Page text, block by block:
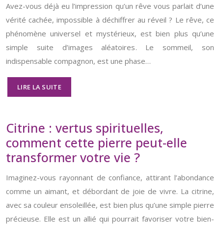
Avez-vous déjà eu l’impression qu’un rêve vous parlait d’une
vérité cachée, impossible à déchiffrer au réveil ? Le rêve, ce
phénomène universel et mystérieux, est bien plus qu’une
simple suite d’images aléatoires. Le sommeil, son
indispensable compagnon, est une phase…
LIRE LA SUITE
Citrine : vertus spirituelles,
comment cette pierre peut-elle
transformer votre vie ?
Imaginez-vous rayonnant de confiance, attirant l’abondance
comme un aimant, et débordant de joie de vivre. La citrine,
avec sa couleur ensoleillée, est bien plus qu’une simple pierre
précieuse. Elle est un allié qui pourrait favoriser votre bien-